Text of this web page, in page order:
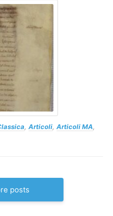
, Articoli, Articoli MA,
posts